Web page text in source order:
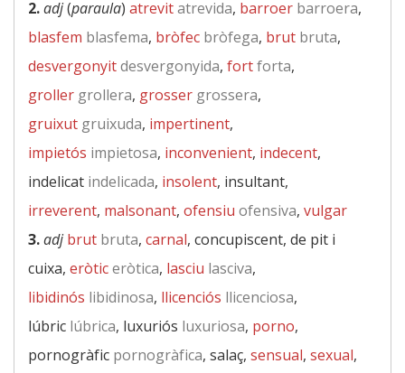
2.adj(paraula) atrevitatrevida, barroer barroera,
blasfem blasfema, bròfec bròfega, brut bruta,
desvergonyitdesvergonyida, fortforta,
groller grollera, grosser grossera,
gruixut gruixuda, impertinent,
impietós impietosa, inconvenient, indecent,
indelicat indelicada, insolent, insultant,
irreverent, malsonant, ofensiu ofensiva, vulgar
3.adj brut bruta, carnal, concupiscent, de pit i
cuixa, eròticeròtica, lasciu lasciva,
libidinós libidinosa, llicenciós llicenciosa,
lúbric lúbrica, luxuriós luxuriosa, porno,
pornogràfic pornogràfica, salaç, sensual, sexual,